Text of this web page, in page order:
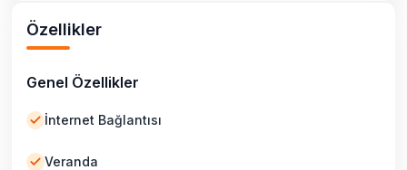
Özellikler
Genel Özellikler
İnternet Bağlantısı
Veranda